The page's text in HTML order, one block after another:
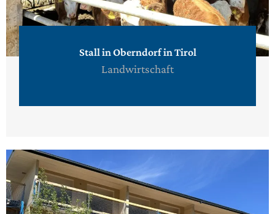
Stall in Oberndorf in Tirol
Landwirtschaft